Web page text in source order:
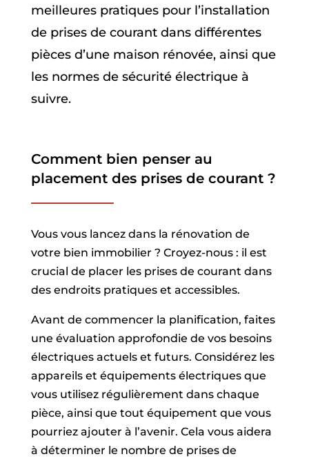
meilleures pratiques pour l’installation
de prises de courant dans différentes
pièces d’une maison rénovée, ainsi que
les normes de sécurité électrique à
suivre.
Comment bien penser au
placement des prises de courant ?
Vous vous lancez dans la rénovation de
votre bien immobilier ? Croyez-nous : il est
crucial de placer les prises de courant dans
des endroits pratiques et accessibles.
Avant de commencer la planification, faites
une évaluation approfondie de vos besoins
électriques actuels et futurs. Considérez les
appareils et équipements électriques que
vous utilisez régulièrement dans chaque
pièce, ainsi que tout équipement que vous
pourriez ajouter à l’avenir. Cela vous aidera
à déterminer le nombre de prises de